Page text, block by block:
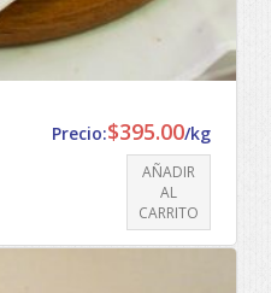
Precio:$395.00/kg
AÑADIR
AL
CARRITO